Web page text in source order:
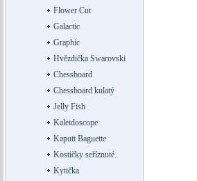
Flower Cut
Galactic
Graphic
Hvězdička Swarovski
Chessboard
Chessboard kulatý
Jelly Fish
Kaleidoscope
Kaputt Baguette
Kostičky seříznuté
Kytička